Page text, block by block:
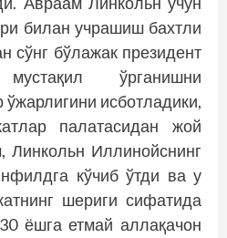
билан учрашиш бахтли
сўнг бўлажак президент
мустақил ўрганишни
исботладики,
палатасидан жой
Линкольн Иллинойснинг
кўчиб ўтди ва у
шериги сифатида
ёшга етмай аллақачон